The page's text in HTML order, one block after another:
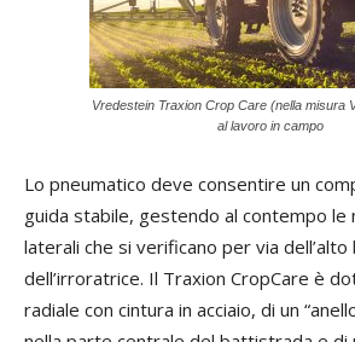
Vredestein Traxion Crop Care (nella misura
al lavoro in campo
Lo pneumatico deve consentire un
guida stabile, gestendo al contempo le
laterali che si verificano per via
dell’irroratrice. Il Traxion CropCare è
radiale con cintura in acciaio, di un